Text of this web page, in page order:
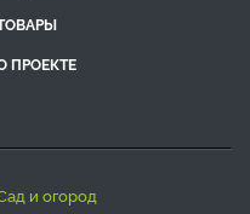
ПРОЕКТЕ
сад и огород